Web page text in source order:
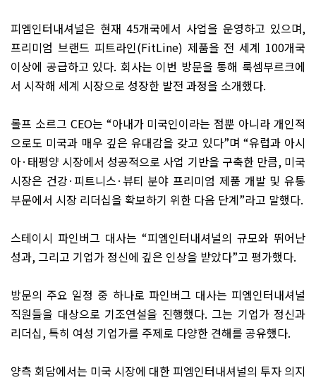
피엠인터내셔널은 현재 45개국에서 사업을 운영하고 있으며,
프리미엄 브랜드 피트라인(FitLine) 제품을 전 세계 100개국
이상에 공급하고 있다. 회사는 이번 방문을 통해 룩셈부르크에
서 시작해 세계 시장으로 성장한 발전 과정을 소개했다.
롤프 소르그 CEO는 “아내가 미국인이라는 점뿐 아니라 개인적
으로도 미국과 매우 깊은 유대감을 갖고 있다”며 “유럽과 아시
아· 태평양 시장에서 성공적으로 사업 기반을 구축한 만큼, 미국
시장은 건강· 피트니스·뷰티 분야 프리미엄 제품 개발 및 유통
부문에서 시장 리더십을 확보하기 위한 다음 단계”라고 말했다.
스테이시 파인버그 대사는 “피엠인터내셔널의 규모와 뛰어난
성과, 그리고 기업가 정신에 깊은 인상을 받았다”고 평가했다.
방문의 주요 일정 중 하나로 파인버그 대사는 피엠인터내셔널
직원들을 대상으로 기조연설을 진행했다. 그는 기업가 정신과
리더십,특히 여성 기업가를 주제로 다양한 견해를 공유했다.
양측 회담에서는 미국 시장에 대한 피엠인터내셔널의 투자 의지